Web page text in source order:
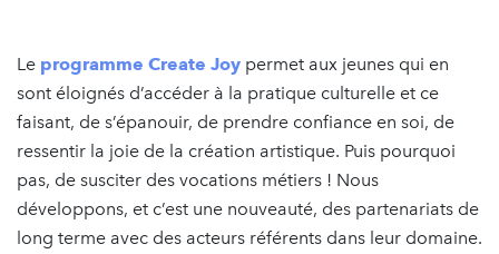
Le programme Create Joy permet aux jeunes qui en
sont éloignés d’accéder à la pratique culturelle et ce
faisant, de s’épanouir, de prendre confiance en soi, de
ressentir la joie de la création artistique. Puis pourquoi
pas, de susciter des vocations métiers ! Nous
développons, et c’est une nouveauté, des partenariats de
long terme avec des acteurs référents dans leur domaine.